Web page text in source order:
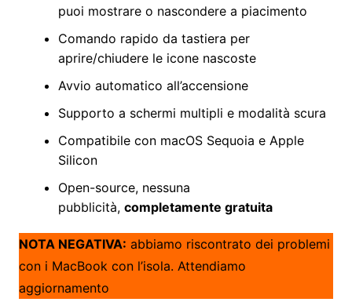
puoi mostrare o nascondere a piacimento
Comando rapido da tastiera per
aprire/chiudere le icone nascoste
Avvio automatico all’accensione
Supporto a schermi multipli e modalità scura
Compatibile con macOS Sequoia e Apple
Silicon
Open-source, nessuna
pubblicità, completamente gratuita
NOTA NEGATIVA: abbiamo riscontrato dei problemi
con i MacBook con l’isola. Attendiamo
aggiornamento